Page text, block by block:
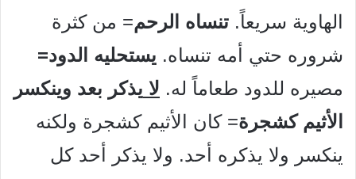
الهاوية سريعاً. تنساه الرحم= من كثرة
شروره حتي أمه تنساه. يستحليه الدود=
مصيره للدود طعاماً له. لا يذكر بعد وينكسر
الأثيم كشجرة= كان الأثيم كشجرة ولكنه
ينكسر ولا يذكره أحد. ولا يذكر أحد كل